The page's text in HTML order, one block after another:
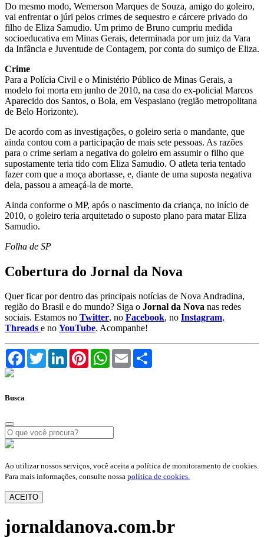
Do mesmo modo, Wemerson Marques de Souza, amigo do goleiro,
vai enfrentar o júri pelos crimes de sequestro e cárcere privado do
filho de Eliza Samudio. Um primo de Bruno cumpriu medida
socioeducativa em Minas Gerais, determinada por um juiz da Vara
da Infância e Juventude de Contagem, por conta do sumiço de Eliza.
Crime
Para a Polícia Civil e o Ministério Público de Minas Gerais, a
modelo foi morta em junho de 2010, na casa do ex-policial Marcos
Aparecido dos Santos, o Bola, em Vespasiano (região metropolitana
de Belo Horizonte).
De acordo com as investigações, o goleiro seria o mandante, que
ainda contou com a participação de mais sete pessoas. As razões
para o crime seriam a negativa do goleiro em assumir o filho que
supostamente teria tido com Eliza Samudio. O atleta teria tentado
fazer com que a moça abortasse, e, diante de uma suposta negativa
dela, passou a ameaçá-la de morte.
Ainda conforme o MP, após o nascimento da criança, no início de
2010, o goleiro teria arquitetado o suposto plano para matar Eliza
Samudio.
Folha de SP
Cobertura do Jornal da Nova
Quer ficar por dentro das principais notícias de Nova Andradina,
região do Brasil e do mundo? Siga o Jornal da Nova nas redes
sociais. Estamos no Twitter, no Facebook, no Instagram,
Threads e no YouTube. Acompanhe!
FacebookTwitterLinkedInPinterestWhatsApp
Email
Busca
Ao utilizar nossos serviços, você aceita a política de monitoramento de cookies.
Para mais informações, consulte nossa política de cookies.
ACEITO
jornaldanova.com.br